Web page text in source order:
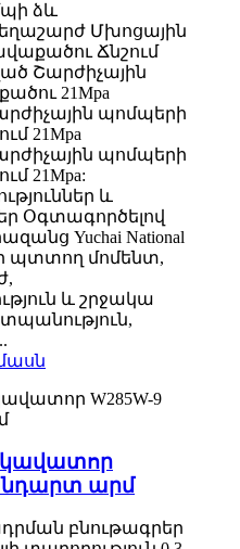
ձև
Մխոցային
Ճնշում
Շարժիչային
21Mpa
պոմպերի
21Mpa
պոմպերի
21Mpa:
և
Օգտագործելով
Yuchai National
պտտող մոմենտ,
և շրջակա
արմ
բնութագրեր